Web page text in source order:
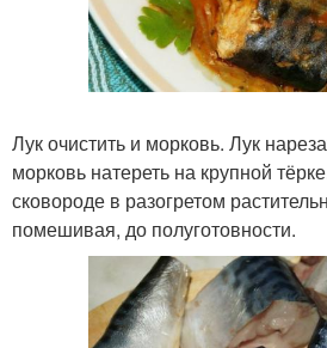
Лук очистить и морковь. Лук
морковь натереть на крупной
сковороде в разогретом
помешивая, до полуготовности.